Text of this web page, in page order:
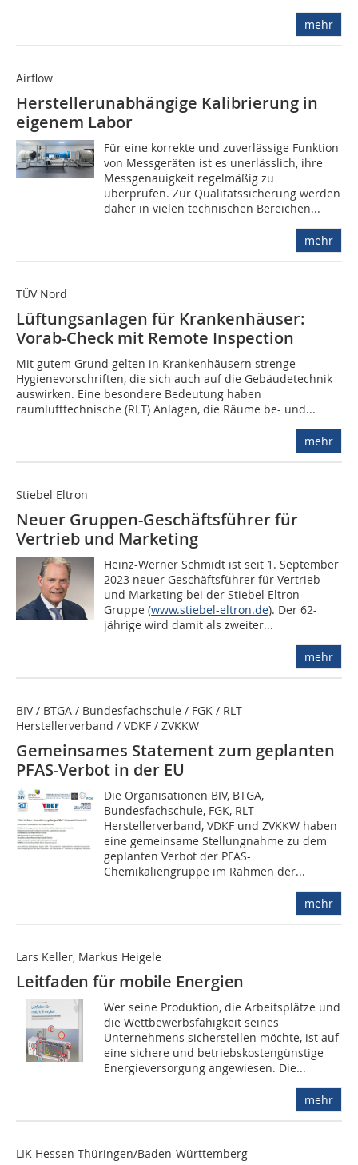
mehr
Airflow
Herstellerunabhängige Kalibrierung in
eigenem Labor
Für eine korrekte und zuverlässige Funktion
von Messgeräten ist es unerlässlich, ihre
Messgenauigkeit regelmäßig zu
überprüfen. Zur Qualitätssicherung werden
daher in vielen technischen Bereichen...
mehr
TÜV Nord
Lüftungsanlagen für Krankenhäuser:
Vorab-Check mit Remote Inspection
Mit gutem Grund gelten in Krankenhäusern strenge
Hygienevorschriften, die sich auch auf die Gebäudetechnik
auswirken. Eine besondere Bedeutung haben
raumlufttechnische (RLT) Anlagen, die Räume be- und...
mehr
Stiebel Eltron
Neuer Gruppen-Geschäftsführer für
Vertrieb und Marketing
Heinz-Werner Schmidt ist seit 1. September
2023 neuer Geschäftsführer für Vertrieb
und Marketing bei der Stiebel Eltron-
Gruppe (www.stiebel-eltron.de). Der 62-
jährige wird damit als zweiter...
mehr
BIV / BTGA / Bundesfachschule / FGK / RLT-
Herstellerverband / VDKF / ZVKKW
Gemeinsames Statement zum geplanten
PFAS-Verbot in der EU
Die Organisationen BIV, BTGA,
Bundesfachschule, FGK, RLT-
Herstellerverband, VDKF und ZVKKW haben
eine gemeinsame Stellungnahme zu dem
geplanten Verbot der PFAS-
Chemikaliengruppe im Rahmen der...
mehr
Lars Keller, Markus Heigele
Leitfaden für mobile Energien
Wer seine Produktion, die Arbeitsplätze und
die Wettbewerbsfähigkeit seines
Unternehmens sicherstellen möchte, ist auf
eine sichere und betriebskostengünstige
Energieversorgung angewiesen. Die...
mehr
LIK Hessen-Thüringen/Baden-Württemberg